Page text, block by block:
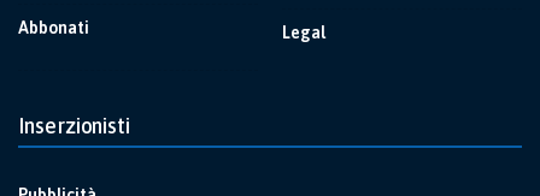
Abbonati Legal
Inserzionisti